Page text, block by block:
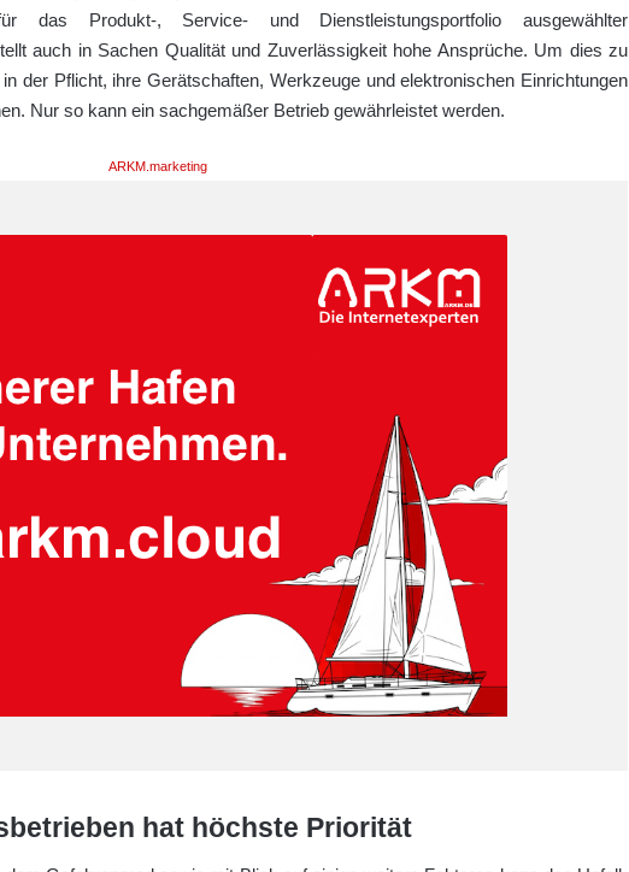
das Produkt-, Service- und Dienstleistungsportfolio ausgewählter
auch in Sachen Qualität und Zuverlässigkeit hohe Ansprüche. Um dies zu
der Pflicht, ihre Gerätschaften, Werkzeuge und elektronischen Einrichtungen
Nur so kann ein sachgemäßer Betrieb gewährleistet werden.
ARKM.marketing
hat höchste Priorität